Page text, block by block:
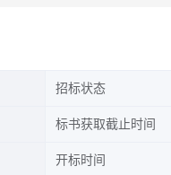
招标状态
标书获取截止时间
开标时间